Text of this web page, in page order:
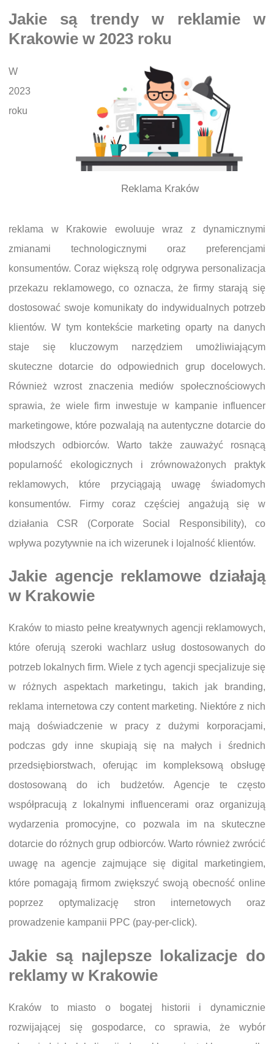
Jakie są trendy w reklamie w
Krakowie w 2023 roku
Reklama Kraków
W
2023
roku
reklama w Krakowie ewoluuje wraz z dynamicznymi
zmianami technologicznymi oraz preferencjami
konsumentów. Coraz większą rolę odgrywa personalizacja
przekazu reklamowego, co oznacza, że firmy starają się
dostosować swoje komunikaty do indywidualnych potrzeb
klientów. W tym kontekście marketing oparty na danych
staje się kluczowym narzędziem umożliwiającym
skuteczne dotarcie do odpowiednich grup docelowych.
Również wzrost znaczenia mediów społecznościowych
sprawia, że wiele firm inwestuje w kampanie influencer
marketingowe, które pozwalają na autentyczne dotarcie do
młodszych odbiorców. Warto także zauważyć rosnącą
popularność ekologicznych i zrównoważonych praktyk
reklamowych, które przyciągają uwagę świadomych
konsumentów. Firmy coraz częściej angażują się w
działania CSR (Corporate Social Responsibility), co
wpływa pozytywnie na ich wizerunek i lojalność klientów.
Jakie agencje reklamowe działają
w Krakowie
Kraków to miasto pełne kreatywnych agencji reklamowych,
które oferują szeroki wachlarz usług dostosowanych do
potrzeb lokalnych firm. Wiele z tych agencji specjalizuje się
w różnych aspektach marketingu, takich jak branding,
reklama internetowa czy content marketing. Niektóre z nich
mają doświadczenie w pracy z dużymi korporacjami,
podczas gdy inne skupiają się na małych i średnich
przedsiębiorstwach, oferując im kompleksową obsługę
dostosowaną do ich budżetów. Agencje te często
współpracują z lokalnymi influencerami oraz organizują
wydarzenia promocyjne, co pozwala im na skuteczne
dotarcie do różnych grup odbiorców. Warto również zwrócić
uwagę na agencje zajmujące się digital marketingiem,
które pomagają firmom zwiększyć swoją obecność online
poprzez optymalizację stron internetowych oraz
prowadzenie kampanii PPC (pay-per-click).
Jakie są najlepsze lokalizacje do
reklamy w Krakowie
Kraków to miasto o bogatej historii i dynamicznie
rozwijającej się gospodarce, co sprawia, że wybór